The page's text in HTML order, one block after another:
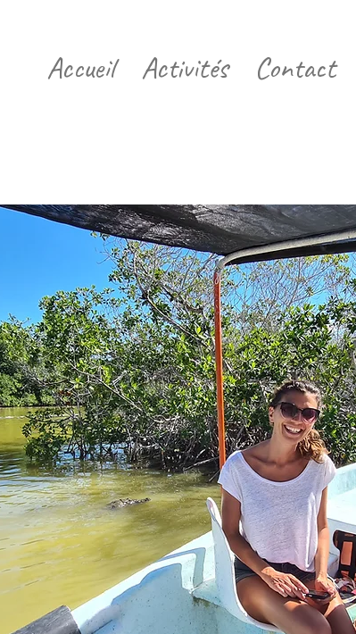
Accueil Activités Contact